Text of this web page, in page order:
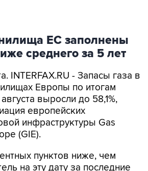
ЕС заполнены
среднего за 5 лет
INTERFAX.RU - Запасы газа в
Европы по итогам
выросли до 58,1%,
европейских
инфраструктуры Gas
(GIE).
пунктов ниже, чем
на эту дату за последние